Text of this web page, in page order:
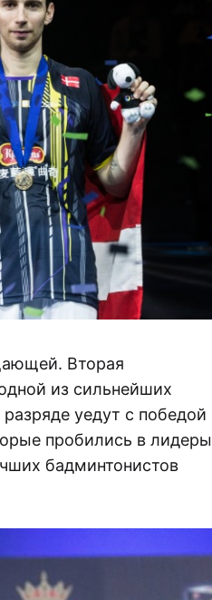
Вторая
из сильнейших
уедут с победой
пробились в лидеры
бадминтонистов